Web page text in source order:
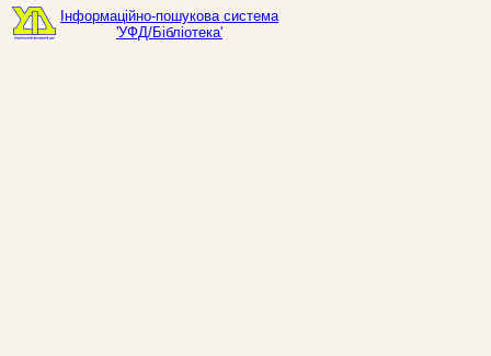
Інформаційно-пошукова система
'УФД/Бібліотека'